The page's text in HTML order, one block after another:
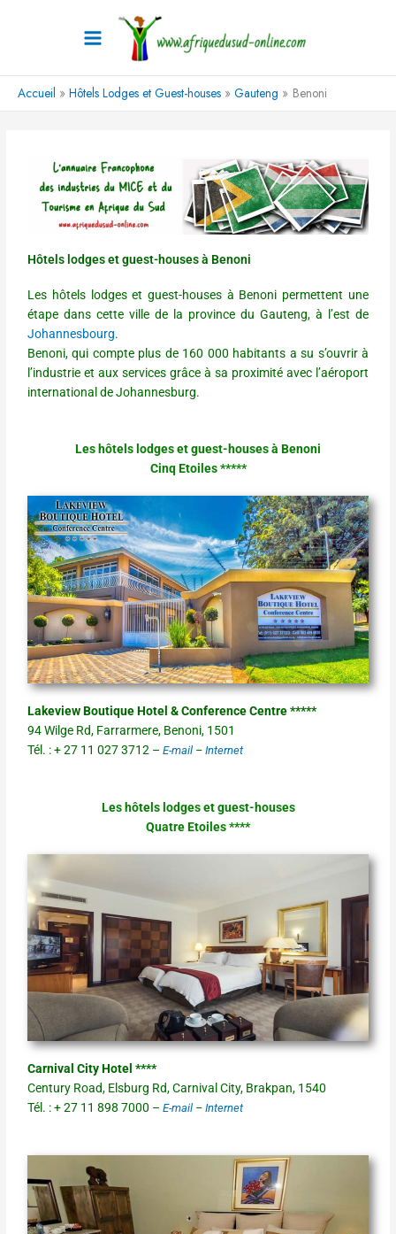
Accueil Hôtels Lodges et Guest-houses Gauteng Benoni
Hôtels lodges et guest-houses à Benoni
Les hôtels lodges et guest-houses à Benoni permettent une
étape dans cette ville de la province du Gauteng, à l’est de
Johannesbourg.
Benoni, qui compte plus de 160 000 habitants a su s’ouvrir à
l’industrie et aux services grâce à sa proximité avec l’aéroport
international de Johannesburg.
Les hôtels lodges et guest-houses à Benoni
Cinq Etoiles *****
Lakeview Boutique Hotel & Conference Centre *****
94 Wilge Rd, Farrarmere, Benoni, 1501
Tél. : + 27 11 027 3712 –E-mail –Internet
Les hôtels lodges et guest-houses
Quatre Etoiles ****
Carnival City Hotel ****
Century Road, Elsburg Rd, Carnival City, Brakpan, 1540
Tél. : + 27 11 898 7000 –E-mail –Internet